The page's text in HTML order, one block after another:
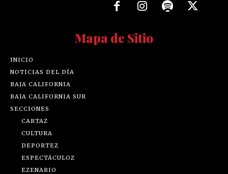
Mapa de Sitio
INICIO
NOTICIAS DEL DÍA
BAJA CALIFORNIA
BAJA CALIFORNIA SUR
SECCIONES
CARTAZ
CULTURA
DEPORTEZ
ESPECTÁCULOZ
EZENARIO